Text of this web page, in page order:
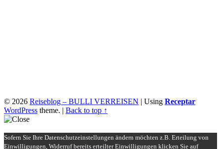
© 2026 Reiseblog – BULLI VERREISEN | Using Receptar
WordPress theme. | Back to top ↑
Sofern Sie Ihre Datenschutzeinstellungen ändern möchten z.B. Erteilung von
Einwilligungen, Widerruf bereits erteilter Einwilligungen klicken Sie auf